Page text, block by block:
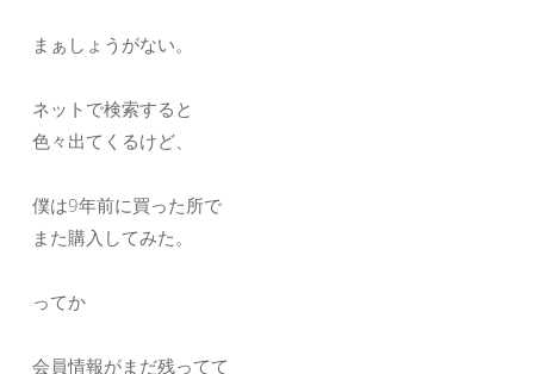
まぁしょうがない。
ネットで検索すると
色々出てくるけど、
僕は9年前に買った所で
また購入してみた。
ってか
会員情報がまだ残ってて